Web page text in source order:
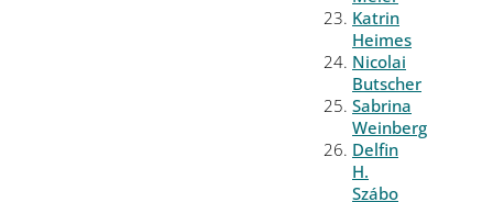
Katrin
Heimes
Nicolai
Butscher
Sabrina
Weinberg
Delfin
H.
Szábo